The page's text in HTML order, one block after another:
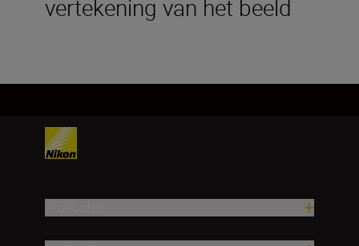
vertekening van het beeld